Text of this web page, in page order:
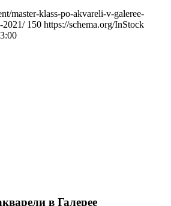
master-klass-po-akvareli-v-galeree-
2021/ 150 https://schema.org/InStock
в Галерее